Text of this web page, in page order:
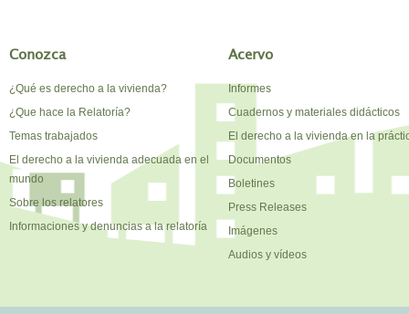
Conozca
¿Qué es derecho a la vivienda?
¿Que hace la Relatoría?
Temas trabajados
El derecho a la vivienda adecuada en el
mundo
Sobre los relatores
Informaciones y denuncias a la relatoría
Acervo
Informes
Cuadernos y materiales didácticos
El derecho a la vivienda en la
Documentos
Boletines
Press Releases
Imágenes
Audios y vídeos